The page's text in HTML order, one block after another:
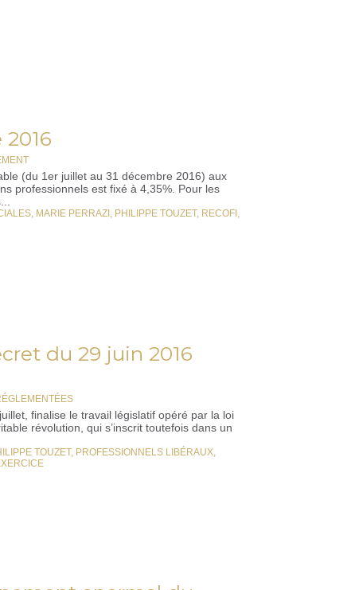
(du 1er juillet au 31 décembre 2016) aux
professionnels est fixé à 4,35%. Pour les
, MARIE PERRAZI , PHILIPPE TOUZET, RECOFI ,
du 29 juin 2016
finalise le travail législatif opéré par la loi
révolution, qui s’inscrit toutefois dans un
TOUZET, PROFESSIONNELS LIBÉRAUX,